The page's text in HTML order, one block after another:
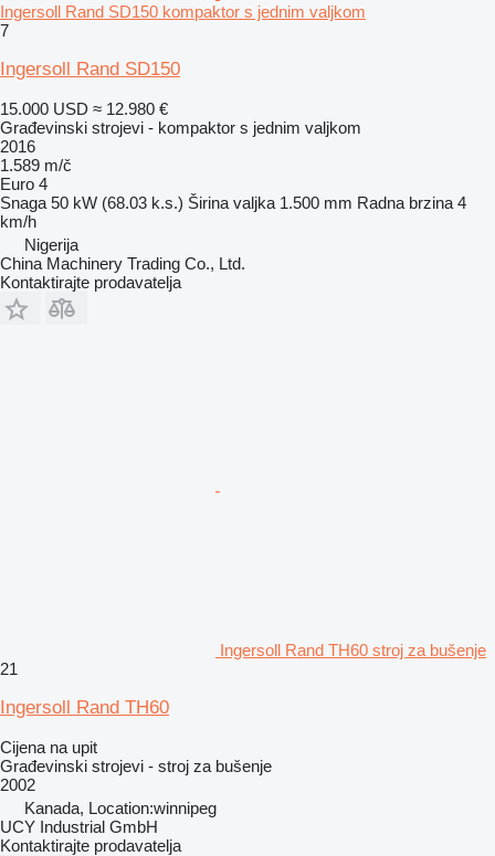
Ingersoll Rand SD150 kompaktor s jednim valjkom
7
Ingersoll Rand SD150
15.000 USD ≈ 12.980 €
Građevinski strojevi - kompaktor s jednim valjkom
2016
1.589 m/č
Euro 4
Snaga 50 kW (68.03 k.s.) Širina valjka 1.500 mm Radna brzina 4
km/h
Nigerija
China Machinery Trading Co., Ltd.
Kontaktirajte prodavatelja
Ingersoll Rand TH60 stroj za bušenje
21
Ingersoll Rand TH60
Cijena na upit
Građevinski strojevi - stroj za bušenje
2002
Kanada, Location:winnipeg
UCY Industrial GmbH
Kontaktirajte prodavatelja